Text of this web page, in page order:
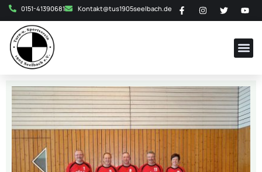
0151-41390681 Kontakt@tus1905seelbach.de